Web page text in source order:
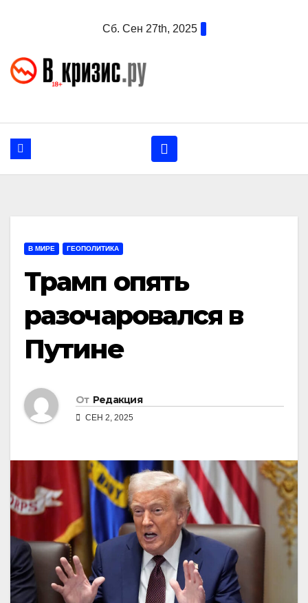
Сб. Сен 27th, 2025
В МИРЕ ГЕОПОЛИТИКА
Трамп опять
разочаровался в
Путине
От Редакция
СЕН 2, 2025